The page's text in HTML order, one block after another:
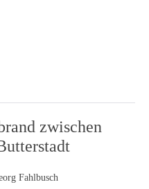
zwischen
Fahlbusch